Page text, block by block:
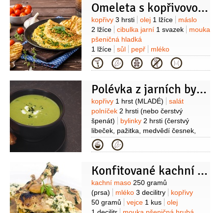
(najemno nasekaný )
cibulka jarní
3 kusy
česnek 3 stroužky
tvaroh
250
(kozí) pomazánka
smetanového sýra s bylinkami k
podávání )
pepř
Omeleta s kopřivovou náplní
Suroviny
kopřivy 3 hrsti olej 1 lžíce
máslo
2 lžíce
cibulka jarní 1 svazek
mouka
pšeničná hladká
1 lžíce
sůl pepř
mléko
1 lžíce
vejce10 kusů
Kategorie
Polévka z jarních bylinek
Suroviny
kopřivy 1 hrst (MLADÉ)
salát
polníček 2 hrsti (nebo čerstvý
špenát)
bylinky 2 hrsti (čerstvý
libeček, pažitka, medvědí česnek,
bazalka)
2 stroužky
brambory2 kusy
máslo
zeleninový1,5 litru
Kategorie
Konfitované kachní prso v kopřivovém mléce
Suroviny
kachní maso 250 gramů
(prsa)
mléko 3 decilitry
kopřivy
50 gramů
vejce 1 kus
olej